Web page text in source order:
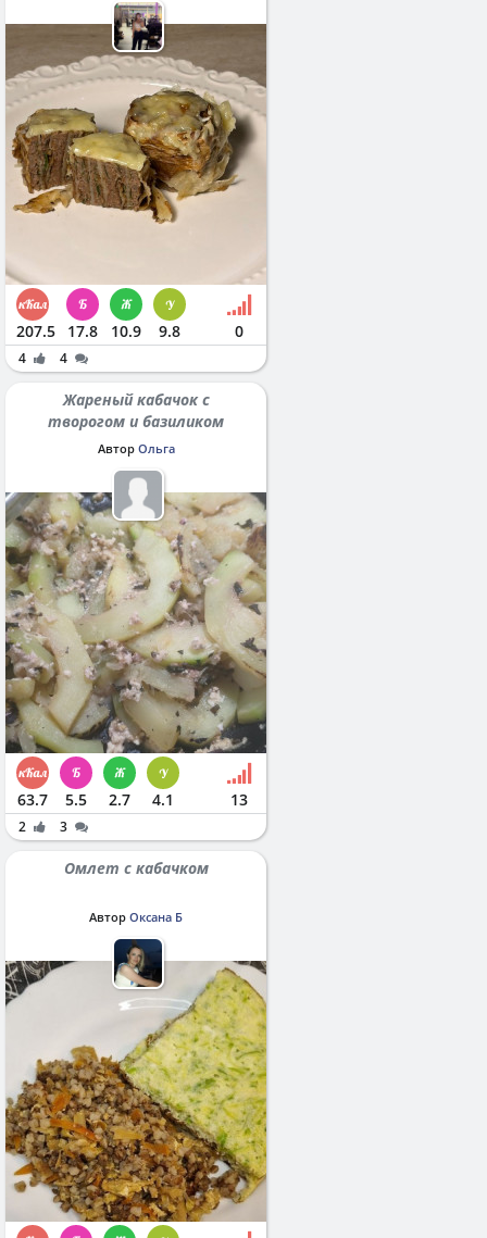
207.5 17.8 10.9 9.8 0
4 4
Жареный кабачок с
творогом и базиликом
Автор Ольга
63.7 5.5 2.7 4.1 13
2 3
Омлет с кабачком
Автор Оксана Б